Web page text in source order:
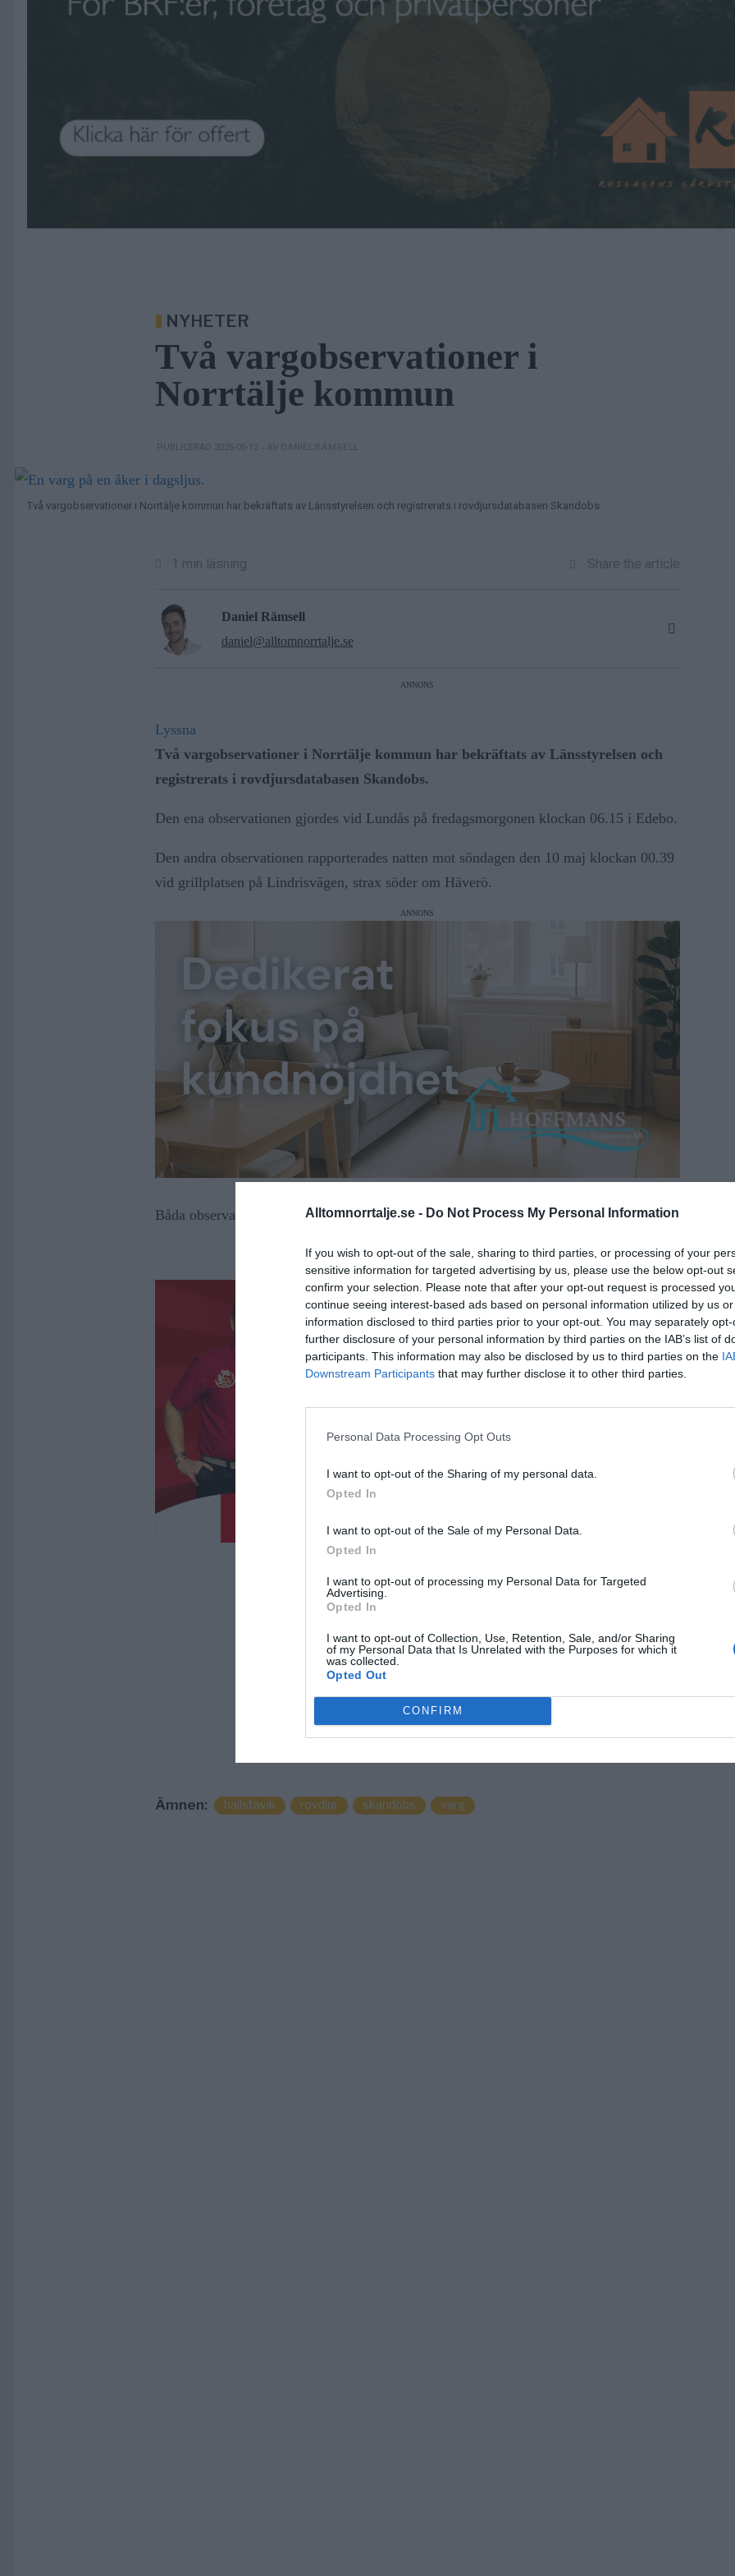
Alltomnorrtalje.se - Do Not Process My Personal Information
If you wish to opt-out of the sale, sharing to third parties, or processing of your
sensitive information for targeted advertising by us, please use the below opt-out
confirm your selection. Please note that after your opt-out request is processed
continue seeing interest-based ads based on personal information utilized by us
information disclosed to third parties prior to your opt-out. You may separately
further disclosure of your personal information by third parties on the IAB’s list of
participants. This information may also be disclosed by us to third parties on the
Downstream Participants that may further disclose it to other third parties.
Personal Data Processing Opt Outs
I want to opt-out of the Sharing of my personal data.
Opted In
I want to opt-out of the Sale of my Personal Data.
Opted In
I want to opt-out of processing my Personal Data for Targeted
Advertising.
Opted In
I want to opt-out of Collection, Use, Retention, Sale, and/or Sharing
of my Personal Data that Is Unrelated with the Purposes for which it
was collected.
Opted Out
CONFIRM
NYHETER
Två vargobservationer i
Norrtälje kommun
PUBLICERAD 2026-05-12 – AV DANIEL RÄMSELL
Två vargobservationer i Norrtälje kommun har bekräftats av Länsstyrelsen och registrerats i rovdjursdatabasen Skandobs.
1 min läsning Share the article
Daniel Rämsell
daniel@alltomnorrtalje.se
ANNONS
Lyssna
Två vargobservationer i Norrtälje kommun har bekräftats av Länsstyrelsen och
registrerats i rovdjursdatabasen Skandobs.
Den ena observationen gjordes vid Lundås på fredagsmorgonen klockan 06.15 i Edebo.
Den andra observationen rapporterades natten mot söndagen den 10 maj klockan 00.39
vid grillplatsen på Lindrisvägen, strax söder om Häverö.
ANNONS
Båda observationerna har enligt Skandobs bekräftats av Länsstyrelsen som korrekt art.
ANNONS
Ämnen: hallstavik rovdjur skandobs varg